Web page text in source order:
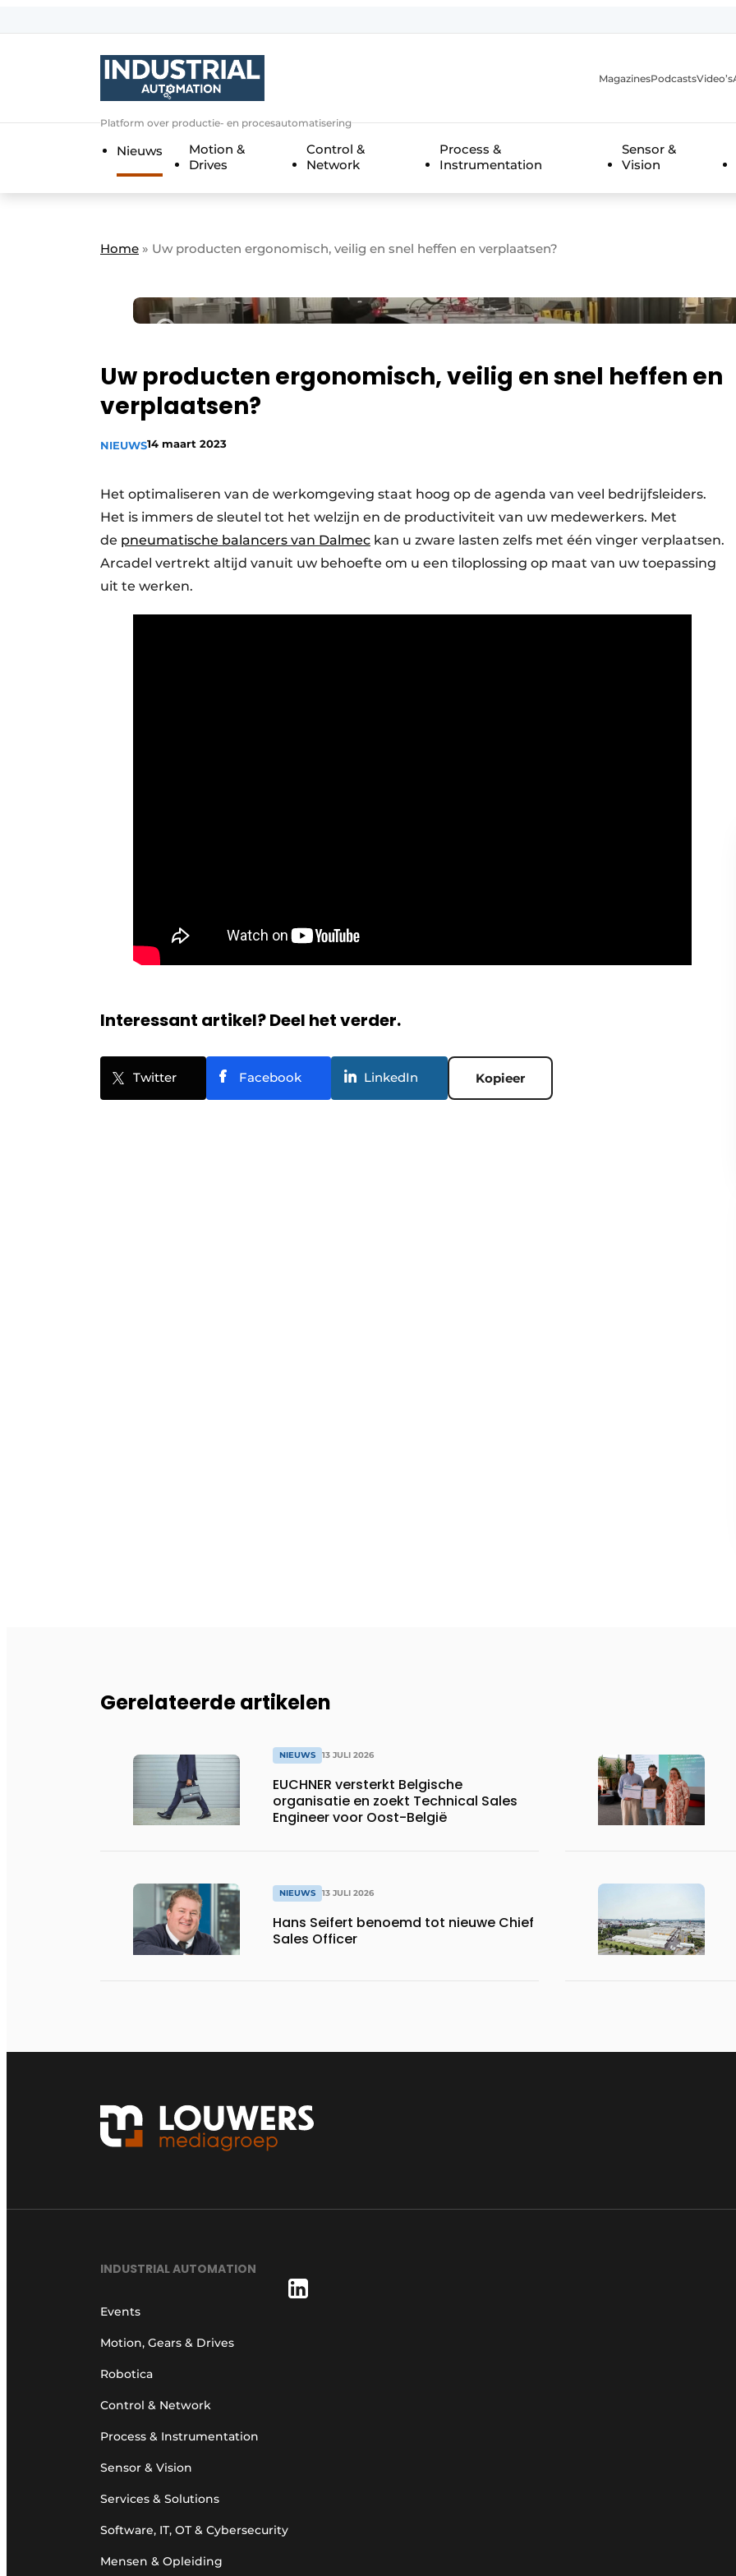
Algemene voorwaarden
Contact
Direct contact
Evenement aanmelden
Meest gelezen
Privacy / Cookie statement
Vacature aanmelden
Vacatures
Platform over productie- en procesautomatisering
MagazinesPodcastsVideo’s
Nieuws
Motion &
Drives
Control &
Network
Process &
Instrumentation
Sensor &
Vision
Home » Uw producten ergonomisch, veilig en snel heffen en verplaatsen?
Uw producten ergonomisch, veilig en snel heffen en
verplaatsen?
NIEUWS14 maart 2023
Het optimaliseren van de werkomgeving staat hoog op de agenda van veel bedrijfsleiders.
Het is immers de sleutel tot het welzijn en de productiviteit van uw medewerkers. Met
de pneumatische balancers van Dalmec kan u zware lasten zelfs met één vinger verplaatsen.
Arcadel vertrekt altijd vanuit uw behoefte om u een tiloplossing op maat van uw toepassing
uit te werken.
Interessant artikel? Deel het verder.
Twitter Facebook LinkedIn Kopieer
Gerelateerde artikelen
NIEUWS 13 JULI 2026
EUCHNER versterkt Belgische
organisatie en zoekt Technical Sales
Engineer voor Oost-België
NIEUWS 13 JULI 2026
Hans Seifert benoemd tot nieuwe Chief
Sales Officer
INDUSTRIAL AUTOMATION
Events
Motion, Gears & Drives
Robotica
Control & Network
Process & Instrumentation
Sensor & Vision
Services & Solutions
Software, IT, OT & Cybersecurity
Mensen & Opleiding